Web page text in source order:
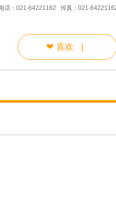
话：021-64221162 传真：021-
❤ 喜欢